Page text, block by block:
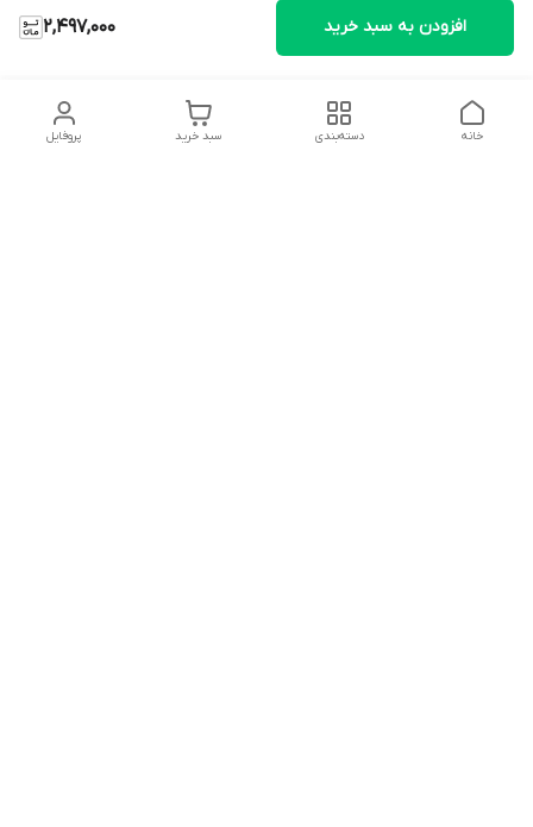
2,497,000 افزودن به سبد خرید
پروفایل سبد خرید دسته‌بندی خانه